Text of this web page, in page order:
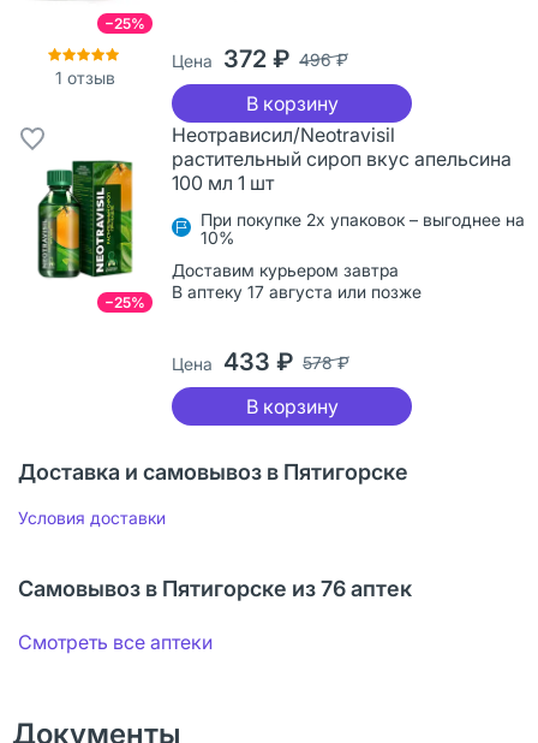
−25%
1 отзыв
Цена 372 ₽ 496 ₽
В корзину
−25%
Неотрависил/Neotravisil
растительный сироп вкус апельсина
100 мл 1 шт
При покупке 2х упаковок – выгоднее на
10%
Доставим курьером завтра
В аптеку 17 августа или позже
Цена 433 ₽ 578 ₽
В корзину
Доставка и самовывоз в Пятигорске
Условия доставки
Самовывоз в Пятигорске из 76 аптек
Смотреть все аптеки
Документы